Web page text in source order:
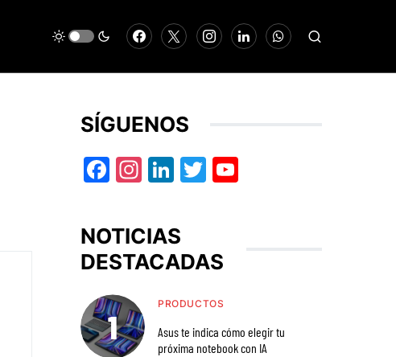
SÍGUENOS
Facebook
Instagram
LinkedIn
Twitter
NOTICIAS
DESTACADAS
PRODUCTOS
Asus te indica cómo elegir tu
próxima notebook con IA